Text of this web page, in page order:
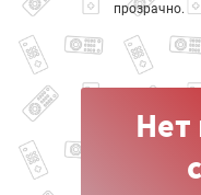
прозрачно.
Нет